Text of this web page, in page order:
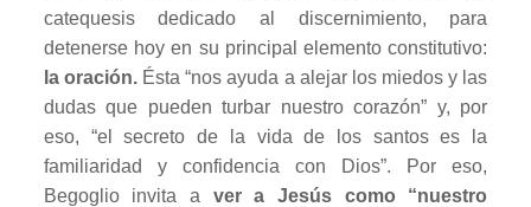
catequesis dedicado al discernimiento, para
detenerse hoy en su principal elemento constitutivo:
la oración.Ésta “nos ayuda a alejar los miedos y las
dudas que pueden turbar nuestro corazón” y, por
eso, “el secreto de la vida de los santos es la
familiaridad y confidencia con Dios”. Por eso,
Begoglio invita a ver a Jesús como “nuestro